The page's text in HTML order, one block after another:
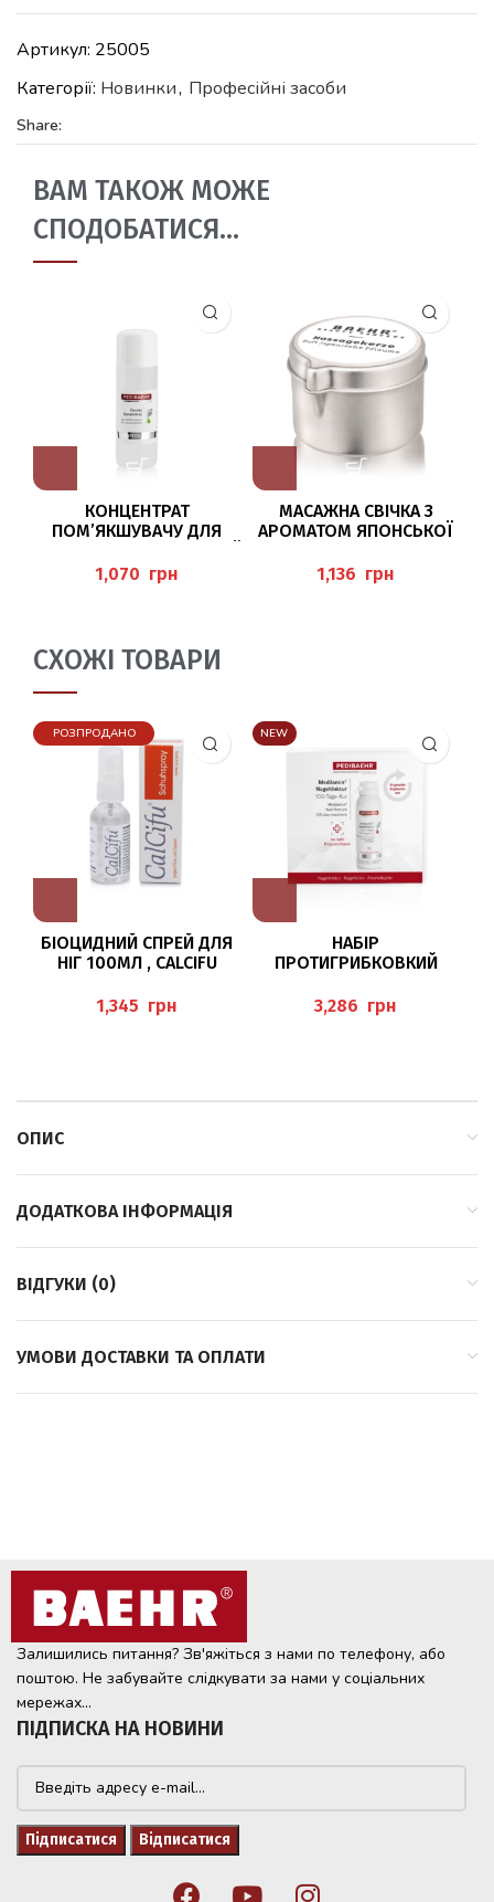
Артикул: 25005
Категорії: Новинки, Професійні засоби
Share:
ВАМ ТАКОЖ МОЖЕ
СПОДОБАТИСЯ…
КОНЦЕНТРАТ
ПОМ’ЯКШУВАЧУ ДЛЯ
ШКІРИ 50МЛ (CORNEX
KONZENTRAT) PEDIBAEHR
грн
МАСАЖНА СВІЧКА З
АРОМАТОМ ЯПОНСЬКОЇ
JAPANISCHE PFLAUME) 50
МЛ BAEHR
грн
СХОЖІ ТОВАРИ
РОЗПРОДАНО
БІОЦИДНИЙ СПРЕЙ ДЛЯ
НІГ 100МЛ , CALCIFU
грн
NEW
НАБІР
ПРОТИГРИБКОВКИЙ
100 ДНІВ
ТЕРАПЕВТИЧНОГО
грн
ОПИС
ДОДАТКОВА ІНФОРМАЦІЯ
ВІДГУКИ (0)
УМОВИ ДОСТАВКИ ТА ОПЛАТИ
Залишились питання? Зв'яжіться з нами по телефону, або
поштою. Не забувайте слідкувати за нами у соціальних
мережах...
ПІДПИСКА НА НОВИНИ